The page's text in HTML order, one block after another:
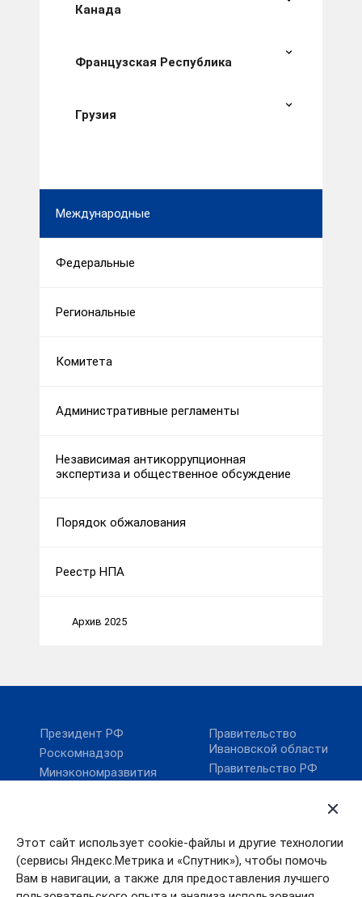
Этот сайт использует cookie-файлы и другие технологии
(сервисы Яндекс.Метрика и «Спутник»), чтобы помочь
Вам в навигации, а также для предоставления лучшего
Канада
Французская Республика
Грузия
Международные
Федеральные
Региональные
Комитета
Административные регламенты
Независимая антикоррупционная
экспертиза и общественное обсуждение
Порядок обжалования
Реестр НПА
Архив 2025
Президент РФ
Роскомнадзор
Минэкономразвития
Правительство
Ивановской области
Правительство РФ
Поиск по сайту
Губернатор Ивановской
области